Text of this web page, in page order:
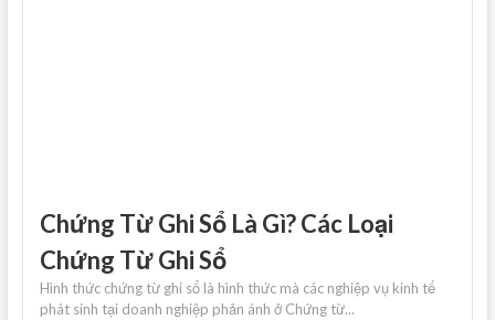
Chứng Từ Ghi Sổ Là Gì? Các Loại
Chứng Từ Ghi Sổ
Hình thức chứng từ ghi sổ là hình thức mà các nghiệp vụ kinh tế
phát sinh tại doanh nghiệp phản ánh ở Chứng từ...